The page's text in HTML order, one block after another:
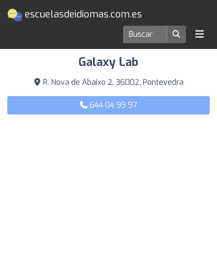
escuelasdeidiomas.com.es
Escuelas de idiomas en Pontevedra
Galaxy Lab
R. Nova de Abaixo 2, 36002, Pontevedra
644 04 99 97